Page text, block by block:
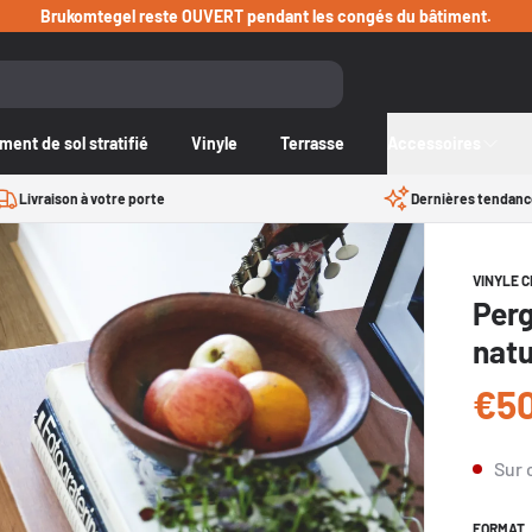
Brukomtegel reste OUVERT pendant les congés du bâtiment.
de sol stratifié Vinyle Terrasse
Livraison à votre porte Dernières
VINYLE
Prix
Sur
FORMAT